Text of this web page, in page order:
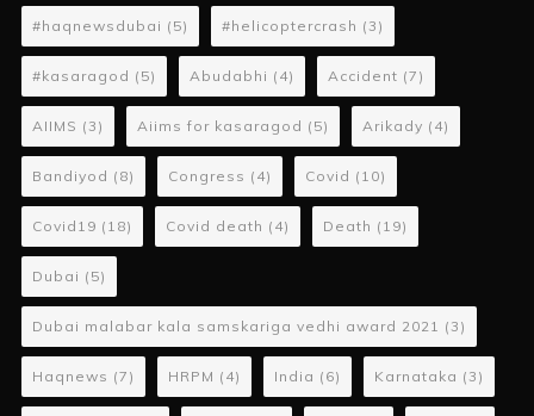
#haqnewsdubai (5) #helicoptercrash (3)
#kasaragod (5) Abudabhi (4) Accident (7)
AIIMS (3) Aiims for kasaragod (5) Arikady (4)
Bandiyod (8) Congress (4) Covid (10)
Covid19 (18) Covid death (4) Death (19)
Dubai (5)
Dubai malabar kala samskariga vedhi award 2021 (3)
Haqnews (7) HRPM (4) India (6) Karnataka (3)